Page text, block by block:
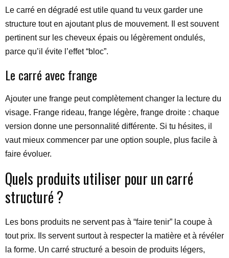
Le carré en dégradé est utile quand tu veux garder une
structure tout en ajoutant plus de mouvement. Il est souvent
pertinent sur les cheveux épais ou légèrement ondulés,
parce qu’il évite l’effet “bloc”.
Le carré avec frange
Ajouter une frange peut complètement changer la lecture du
visage. Frange rideau, frange légère, frange droite : chaque
version donne une personnalité différente. Si tu hésites, il
vaut mieux commencer par une option souple, plus facile à
faire évoluer.
Quels produits utiliser pour un carré
structuré ?
Les bons produits ne servent pas à “faire tenir” la coupe à
tout prix. Ils servent surtout à respecter la matière et à révéler
la forme. Un carré structuré a besoin de produits légers,